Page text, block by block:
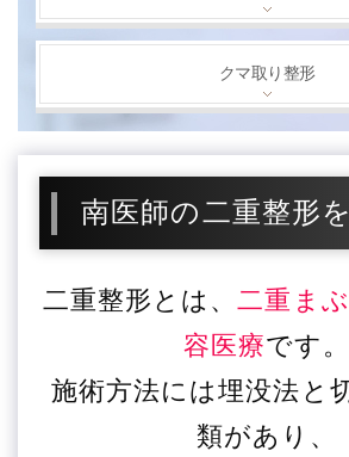
クマ取り整形
南医師の二重整形
二重整形とは、二重ま
容医療です。
施術方法には埋没法と
類があり、